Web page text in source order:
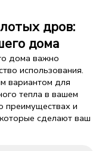
дров:
дома
дома важно
использования.
вариантом для
тепла в вашем
преимуществах и
сделают ваш